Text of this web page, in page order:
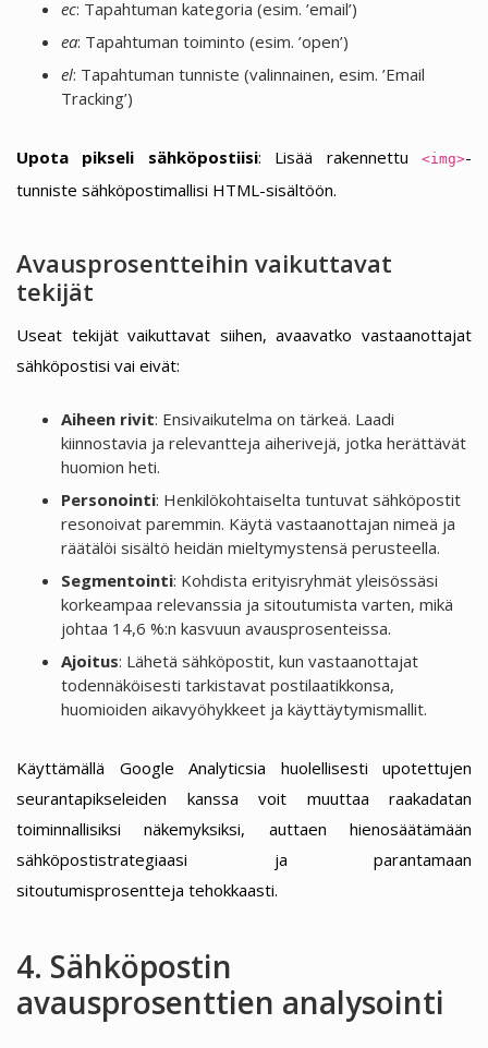
ec: Tapahtuman kategoria (esim. ’email’)
ea: Tapahtuman toiminto (esim. ’open’)
el: Tapahtuman tunniste (valinnainen, esim. ’Email
Tracking’)
Upota pikseli sähköpostiisi: Lisää rakennettu<img>-
tunniste sähköpostimallisi HTML-sisältöön.
Avausprosentteihin vaikuttavat
tekijät
Useat tekijät vaikuttavat siihen, avaavatko vastaanottajat
sähköpostisi vai eivät:
Aiheen rivit: Ensivaikutelma on tärkeä. Laadi
kiinnostavia ja relevantteja aiherivejä, jotka herättävät
huomion heti.
Personointi: Henkilökohtaiselta tuntuvat sähköpostit
resonoivat paremmin. Käytä vastaanottajan nimeä ja
räätälöi sisältö heidän mieltymystensä perusteella.
Segmentointi: Kohdista erityisryhmät yleisössäsi
korkeampaa relevanssia ja sitoutumista varten, mikä
johtaa 14,6 %:n kasvuun avausprosenteissa.
Ajoitus: Lähetä sähköpostit, kun vastaanottajat
todennäköisesti tarkistavat postilaatikkonsa,
huomioiden aikavyöhykkeet ja käyttäytymismallit.
Käyttämällä Google Analyticsia huolellisesti upotettujen
seurantapikseleiden kanssa voit muuttaa raakadatan
toiminnallisiksi näkemyksiksi, auttaen hienosäätämään
sähköpostistrategiaasi ja parantamaan
sitoutumisprosentteja tehokkaasti.
4. Sähköpostin
avausprosenttien analysointi